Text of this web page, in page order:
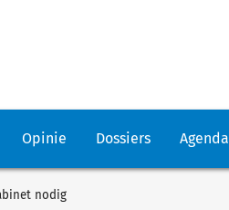
Opinie Dossiers Agenda
nodig